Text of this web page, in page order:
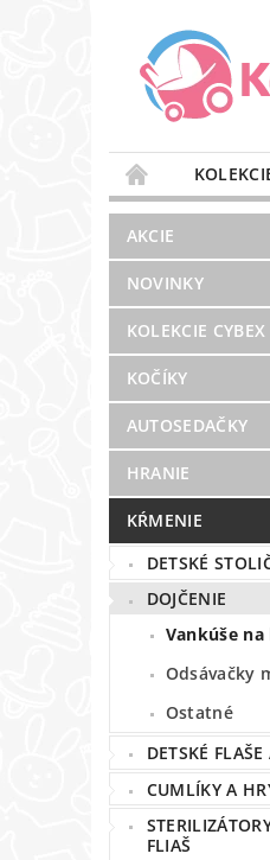
BLOG
AKCIE
NOVINKY
KOLEKCIE CYBEX
KOČÍKY
AUTOSEDAČKY
HRANIE
KŔMENIE
DETSKÉ
DOJČENIE
Vankúše
Odsávačky
Ostatné
DETSKÉ
CUMLÍKY A
FLIAŠ